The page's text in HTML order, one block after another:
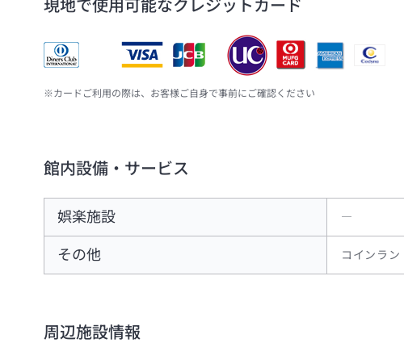
現地で使用可能なクレジットカード
※カードご利用の際は、お客様ご自身で事前にご確認ください
館内設備・サービス
娯楽施設 ―
その他 コインラン
周辺施設情報